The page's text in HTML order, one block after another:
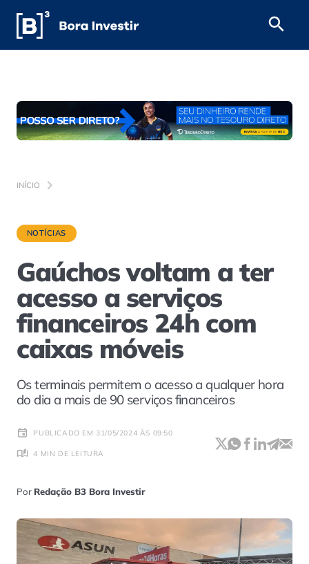
INÍCIO
NOTÍCIAS
Gaúchos voltam a ter
acesso a serviços
financeiros 24h com
caixas móveis
Os terminais permitem o acesso a qualquer hora
do dia a mais de 90 serviços financeiros
PUBLICADO EM 31/05/2024 ÀS 09:50
4 MIN DE LEITURA
Por Redação B3 Bora Investir